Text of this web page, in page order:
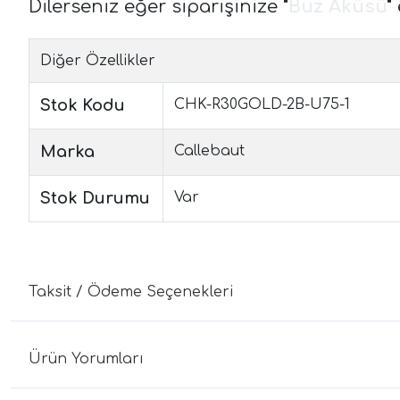
Dilerseniz eğer siparişinize " "
Diğer Özellikler
Stok Kodu CHK-R30GOLD-2B-U75-1
Marka Callebaut
Stok Durumu Var
Taksit / Ödeme Seçenekleri
Ürün Yorumları